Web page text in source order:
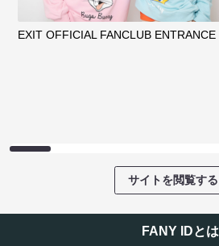
EXIT OFFICIAL FANCLUB ENTRANCE
サイトを閲覧する
FANY IDとは